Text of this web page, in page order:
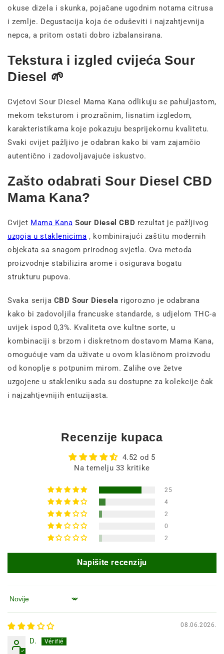
okuse dizela i skunka, pojačane ugodnim notama citrusa
i zemlje. Degustacija koja će oduševiti i najzahtjevnija
nepca, a pritom ostati dobro izbalansirana.
Tekstura i izgled cvijeća Sour
Diesel 🌱
Cvjetovi Sour Diesel Mama Kana odlikuju se pahuljastom,
mekom teksturom i prozračnim, lisnatim izgledom,
karakteristikama koje pokazuju besprijekornu kvalitetu.
Svaki cvijet pažljivo je odabran kako bi vam zajamčio
autentično i zadovoljavajuće iskustvo.
Zašto odabrati Sour Diesel CBD
Mama Kana?
Cvijet Mama Kana Sour Diesel CBD rezultat je pažljivog
uzgoja u staklenicima , kombinirajući zaštitu modernih
objekata sa snagom prirodnog svjetla. Ova metoda
proizvodnje stabilizira arome i osigurava bogatu
strukturu pupova.
Svaka serija CBD Sour Diesela rigorozno je odabrana
kako bi zadovoljila francuske standarde, s udjelom THC-a
uvijek ispod 0,3%. Kvaliteta ove kultne sorte, u
kombinaciji s brzom i diskretnom dostavom Mama Kana,
omogućuje vam da uživate u ovom klasičnom proizvodu
od konoplje s potpunim mirom. Zalihe ove žetve
uzgojene u stakleniku sada su dostupne za kolekcije čak
i najzahtjevnijih entuzijasta.
Recenzije kupaca
4.52 od 5
Na temelju 33 kritike
25
4
2
0
2
Napišite recenziju
Poredaj po
08.06.2026.
D.